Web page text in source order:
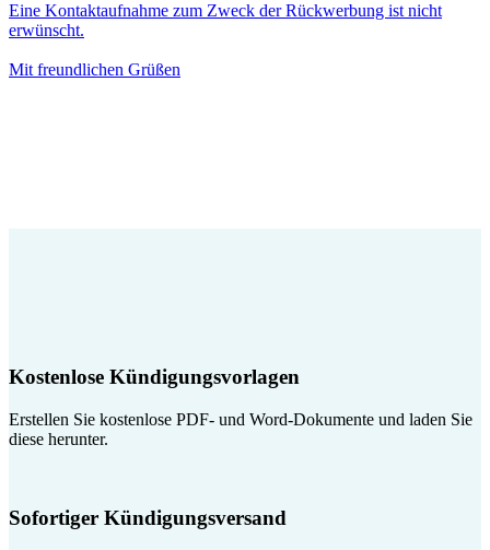
Eine Kontaktaufnahme zum Zweck der Rückwerbung ist nicht
erwünscht.
Mit freundlichen Grüßen
Kostenlose Kündigungsvorlagen
Erstellen Sie kostenlose PDF- und Word-Dokumente und laden Sie
diese herunter.
Sofortiger Kündigungsversand